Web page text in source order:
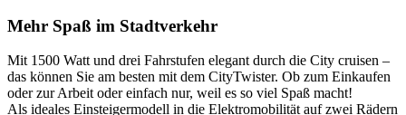
Mehr Spaß im Stadtverkehr
Mit 1500 Watt und drei Fahrstufen elegant durch die City cruisen –
das können Sie am besten mit dem CityTwister. Ob zum Einkaufen
oder zur Arbeit oder einfach nur, weil es so viel Spaß macht!
Als ideales Einsteigermodell in die Elektromobilität auf zwei Rädern